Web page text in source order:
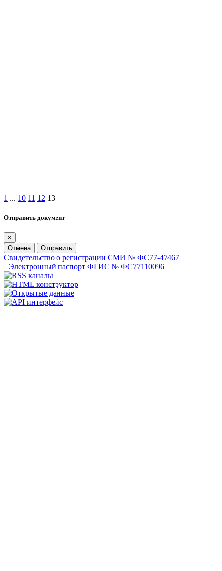
1 ... 10 11 12 13
Отправить документ
×
Отмена
Отправить
Свидетельство о регистрации СМИ № ФС77-47467
Электронный паспорт ФГИС № ФС77110096